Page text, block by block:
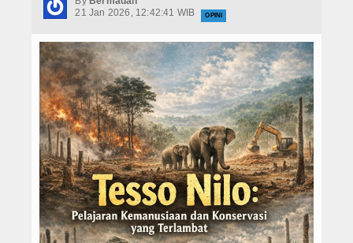
Politik
Berita Foto
Budaya & Pariwisata
Ekbis
Olahraga
21 Jan 2026, 12:42:41 WIB
OPINI